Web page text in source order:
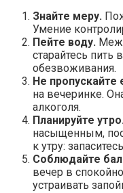
Знайте меру.
Умение
Пейте воду.
старайтесь пить
обезвоживания.
Не пропускайте
на вечеринке.
алкоголя.
Планируйте
насыщенным,
к утру:
Соблюдайте
вечер в
устраивать